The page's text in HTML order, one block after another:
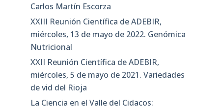
Carlos Martín Escorza
XXIII Reunión Científica de ADEBIR,
miércoles, 13 de mayo de 2022. Genómica
Nutricional
XXII Reunión Científica de ADEBIR,
miércoles, 5 de mayo de 2021. Variedades
de vid del Rioja
La Ciencia en el Valle del Cidacos: